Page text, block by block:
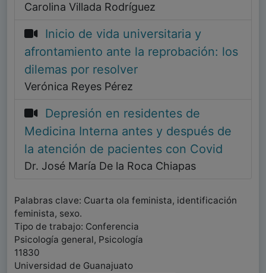
Carolina Villada Rodríguez
Inicio de vida universitaria y
afrontamiento ante la reprobación: los
dilemas por resolver
Verónica Reyes Pérez
Depresión en residentes de
Medicina Interna antes y después de
la atención de pacientes con Covid
Dr. José María De la Roca Chiapas
Palabras clave: Cuarta ola feminista, identificación
feminista, sexo.
Tipo de trabajo: Conferencia
Psicología general, Psicología
11830
Universidad de Guanajuato